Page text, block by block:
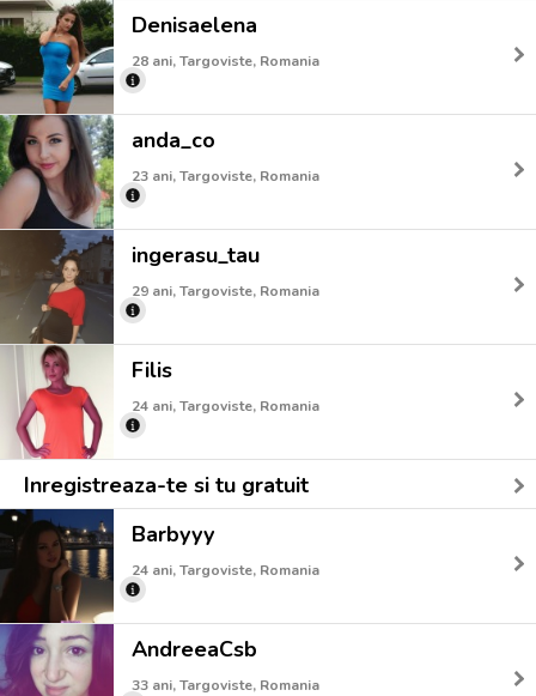
Denisaelena
28 ani, Targoviste, Romania
anda_co
23 ani, Targoviste, Romania
ingerasu_tau
29 ani, Targoviste, Romania
Filis
24 ani, Targoviste, Romania
Inregistreaza-te si tu gratuit
Barbyyy
24 ani, Targoviste, Romania
AndreeaCsb
33 ani, Targoviste, Romania